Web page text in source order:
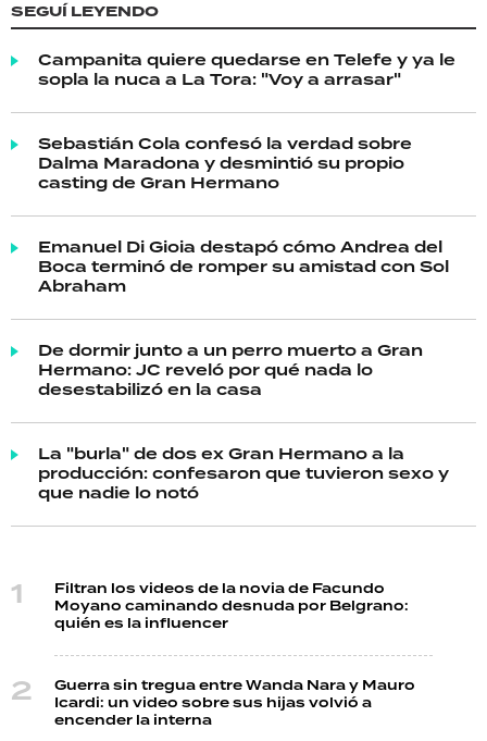
SEGUÍ LEYENDO
Campanita quiere quedarse en Telefe y ya le
sopla la nuca a La Tora: "Voy a arrasar"
Sebastián Cola confesó la verdad sobre
Dalma Maradona y desmintió su propio
casting de Gran Hermano
Emanuel Di Gioia destapó cómo Andrea del
Boca terminó de romper su amistad con Sol
Abraham
De dormir junto a un perro muerto a Gran
Hermano: JC reveló por qué nada lo
desestabilizó en la casa
La "burla" de dos ex Gran Hermano a la
producción: confesaron que tuvieron sexo y
que nadie lo notó
Filtran los videos de la novia de Facundo
Moyano caminando desnuda por Belgrano:
quién es la influencer
Guerra sin tregua entre Wanda Nara y Mauro
Icardi: un video sobre sus hijas volvió a
encender la interna